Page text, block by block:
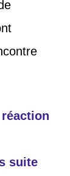
suite